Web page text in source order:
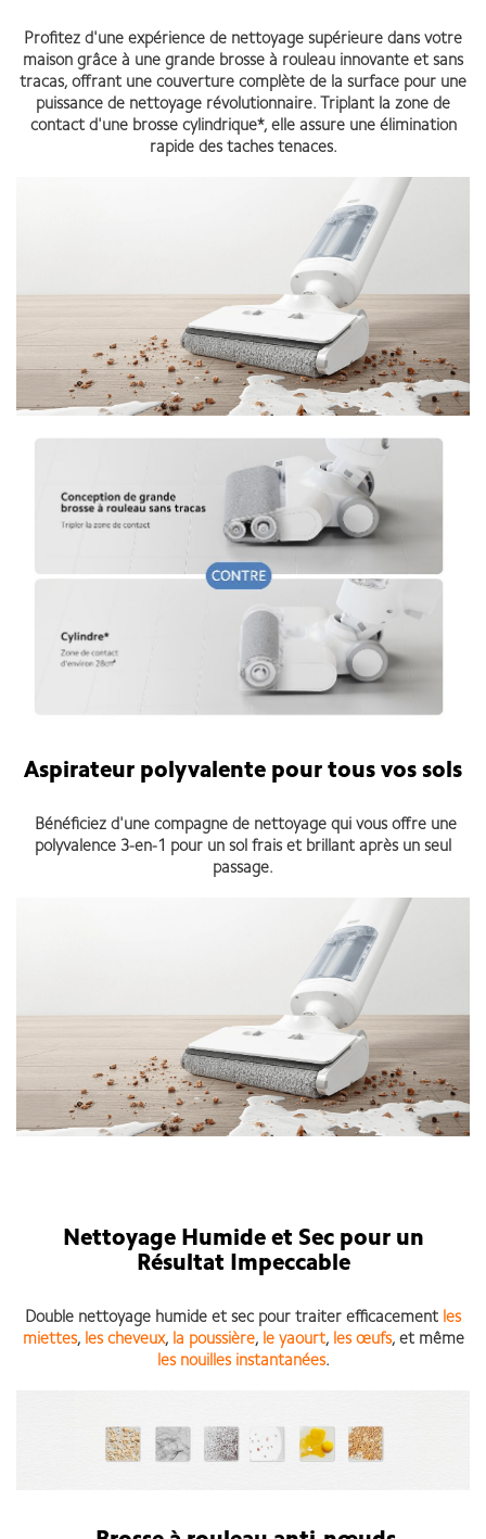
Profitez d'une expérience de nettoyage supérieure dans votre
maison grâce à une grande brosse à rouleau innovante et sans
tracas, offrant une couverture complète de la surface pour une
puissance de nettoyage révolutionnaire. Triplant la zone de
contact d'une brosse cylindrique*, elle assure une élimination
rapide des taches tenaces.
Aspirateur polyvalente pour tous vos sols
Bénéficiez d'une compagne de nettoyage qui vous offre une
polyvalence 3-en-1 pour un sol frais et brillant après un seul
passage.
Nettoyage Humide et Sec pour un
Résultat Impeccable
Double nettoyage humide et sec pour traiter efficacement les
miettes,les cheveux,la poussière, le yaourt, les œufs, et même
les nouilles instantanées.